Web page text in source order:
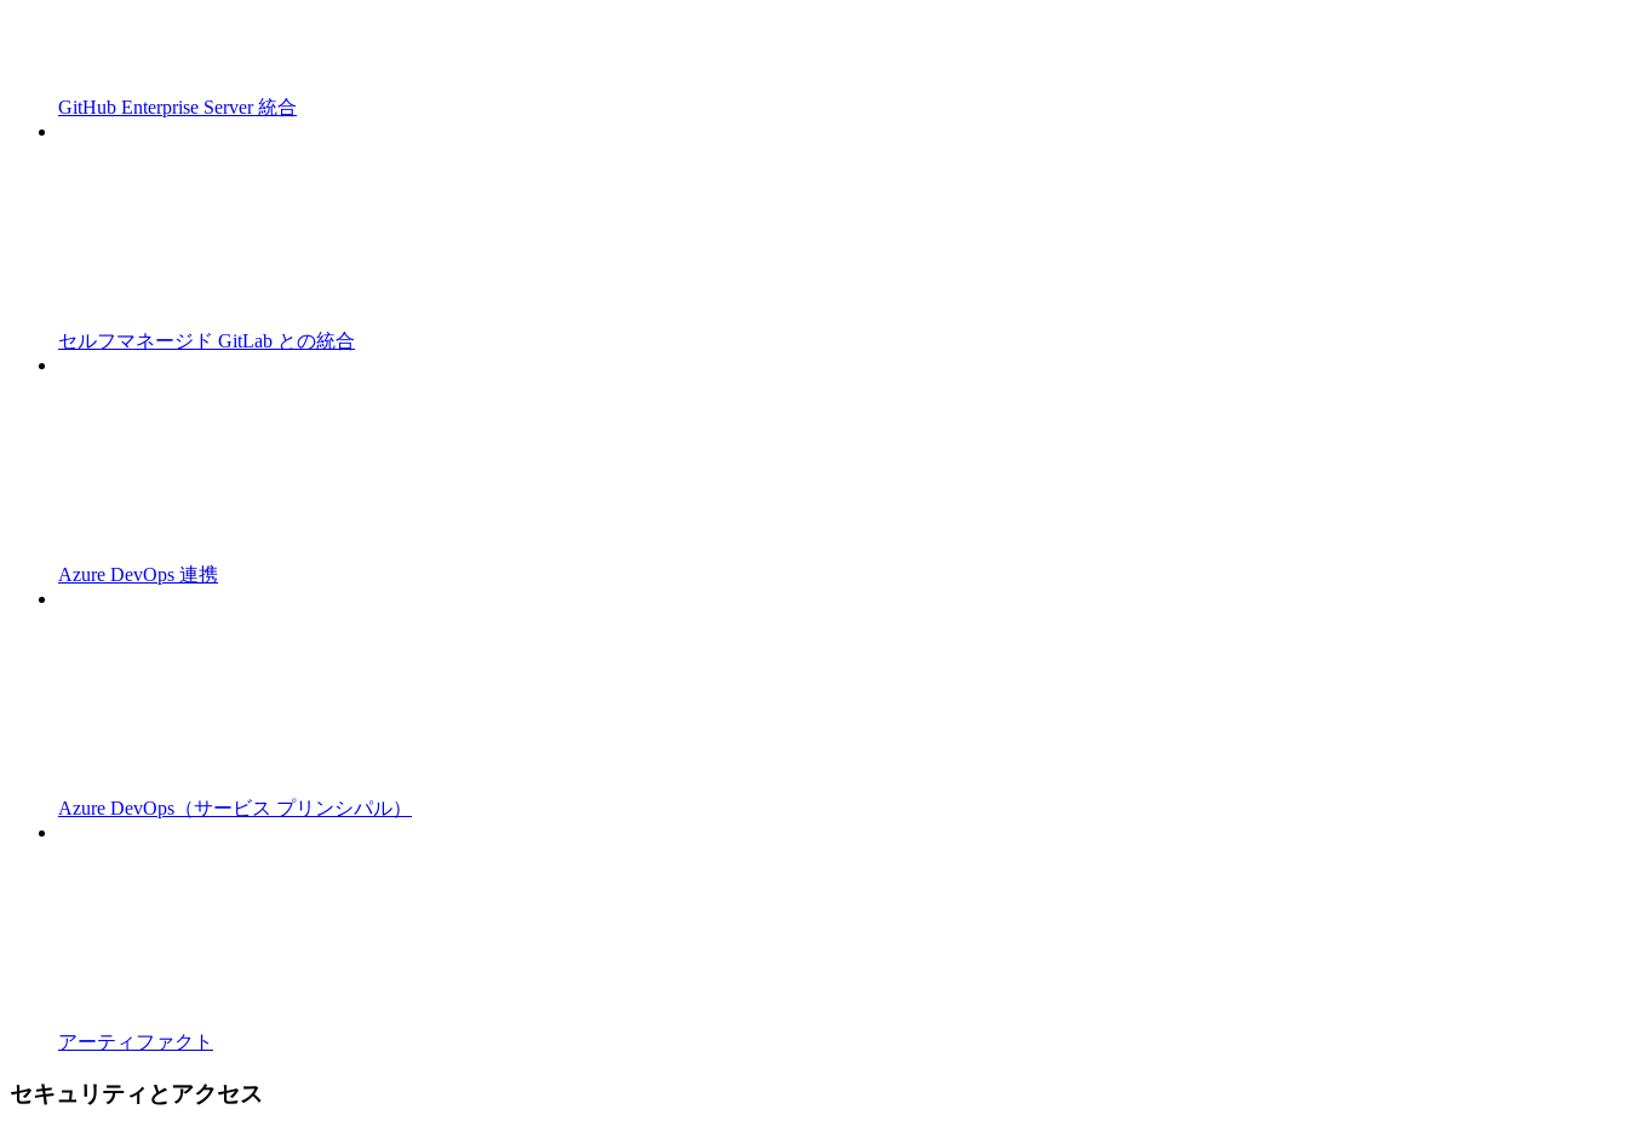
GitHub Enterprise Server 統合
セルフマネージド GitLab との統合
Azure DevOps 連携
Azure DevOps（サービス プリンシパル）
アーティファクト
セキュリティとアクセス